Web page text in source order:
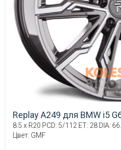
Replay A249 для BMW i5
8.5 x R20 PCD: 5/112 ET: 28 DIA:
Цвет: GMF